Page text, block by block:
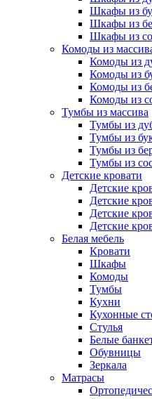
Шкафы из
Шкафы из
Шкафы из
Комоды из
Комоды из
Комоды из
Комоды из
Комоды из
Тумбы из массива
Тумбы из
Тумбы из
Тумбы из
Тумбы из
Детские кровати
Детские
Детские
Детские
Детские
Белая мебель
Кровати
Шкафы
Комоды
Тумбы
Кухни
Кухонные
Стулья
Белые
Обувницы
Зеркала
Матрасы